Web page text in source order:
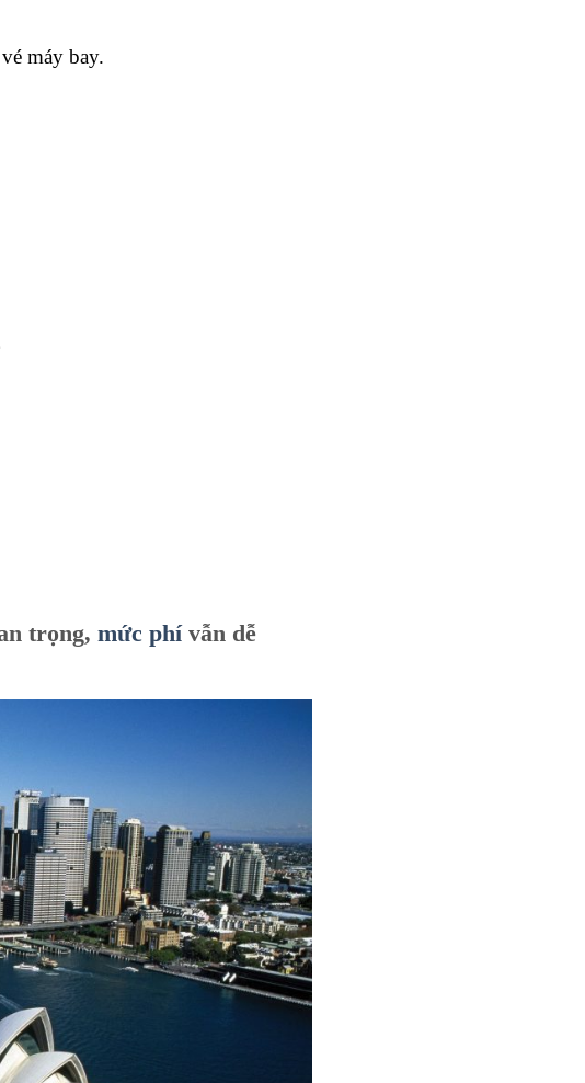
máy bay.
trọng, mức phívẫn dễ